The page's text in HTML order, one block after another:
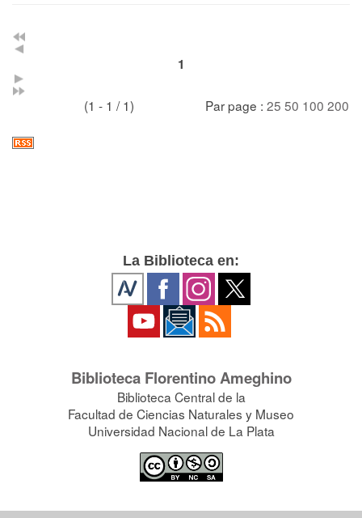
1
(1 - 1 / 1) Par page : 25 50 100 200
La Biblioteca en:
Biblioteca Florentino Ameghino
Biblioteca Central de la
Facultad de Ciencias Naturales y Museo
Universidad Nacional de La Plata